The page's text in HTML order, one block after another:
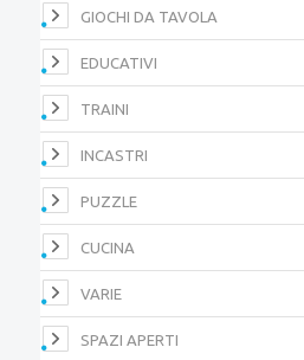
GIOCHI DA TAVOLA
EDUCATIVI
TRAINI
INCASTRI
PUZZLE
CUCINA
VARIE
SPAZI APERTI